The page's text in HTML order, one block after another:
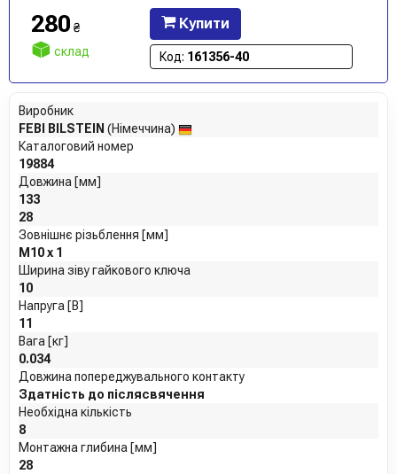
280 ₴
склад
Купити
Код: 161356-40
Виробник
FEBI BILSTEIN (Німеччина)
Каталоговий номер
19884
Довжина [мм]
133
28
Зовнішнє різьблення [мм]
M10 x 1
Ширина зіву гайкового ключа
10
Напруга [В]
11
Вага [кг]
0.034
Довжина попереджувального контакту
Здатність до післясвячення
Необхідна кількість
8
Монтажна глибина [мм]
28